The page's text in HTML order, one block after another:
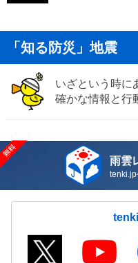
「知る防災」地震
いざという時に
確かな情報と行
雨雲